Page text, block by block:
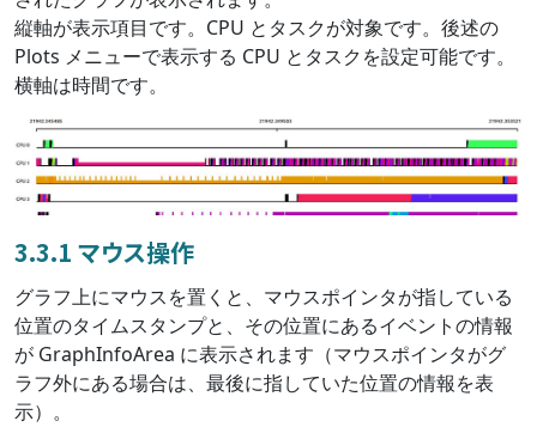
縦軸が表示項目です。CPU とタスクが対象です。後述の
Plots メニューで表示する CPU とタスクを設定可能です。
横軸は時間です。
3.3.1 マウス操作
グラフ上にマウスを置くと、マウスポインタが指している
位置のタイムスタンプと、その位置にあるイベントの情報
が GraphInfoArea に表示されます（マウスポインタがグ
ラフ外にある場合は、最後に指していた位置の情報を表
示）。